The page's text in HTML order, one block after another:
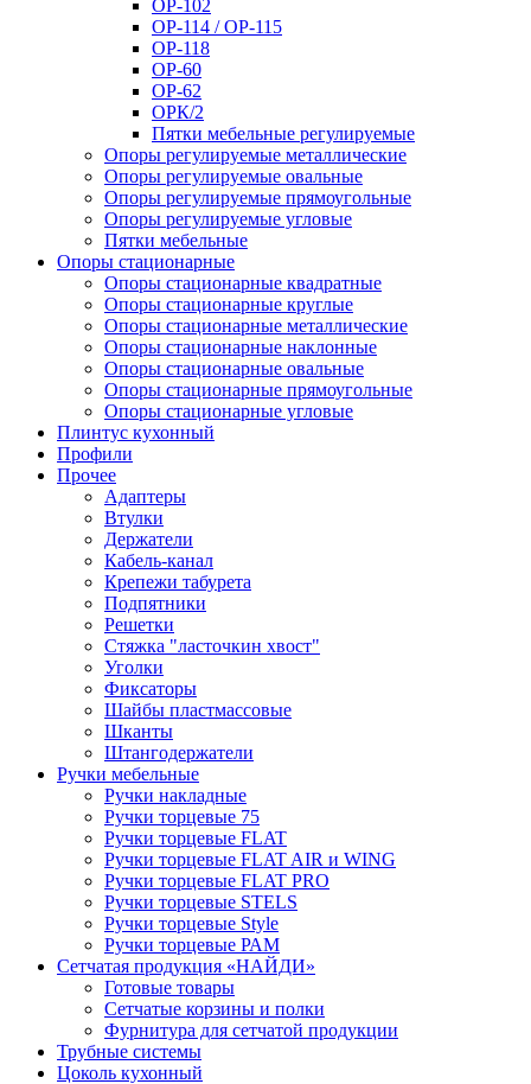
ОР-102
ОР-114 / ОР-115
ОР-118
ОР-60
ОР-62
ОРК/2
Пятки мебельные регулируемые
Опоры регулируемые металлические
Опоры регулируемые овальные
Опоры регулируемые прямоугольные
Опоры регулируемые угловые
Пятки мебельные
Опоры стационарные
Опоры стационарные квадратные
Опоры стационарные круглые
Опоры стационарные металлические
Опоры стационарные наклонные
Опоры стационарные овальные
Опоры стационарные прямоугольные
Опоры стационарные угловые
Плинтус кухонный
Профили
Прочее
Адаптеры
Втулки
Держатели
Кабель-канал
Крепежи табурета
Подпятники
Решетки
Стяжка "ласточкин хвост"
Уголки
Фиксаторы
Шайбы пластмассовые
Шканты
Штангодержатели
Ручки мебельные
Ручки накладные
Ручки торцевые 75
Ручки торцевые FLAT
Ручки торцевые FLAT AIR и WING
Ручки торцевые FLAT PRO
Ручки торцевые STELS
Ручки торцевые Style
Ручки торцевые РАМ
Сетчатая продукция «НАЙДИ»
Готовые товары
Сетчатые корзины и полки
Фурнитура для сетчатой продукции
Трубные системы
Цоколь кухонный